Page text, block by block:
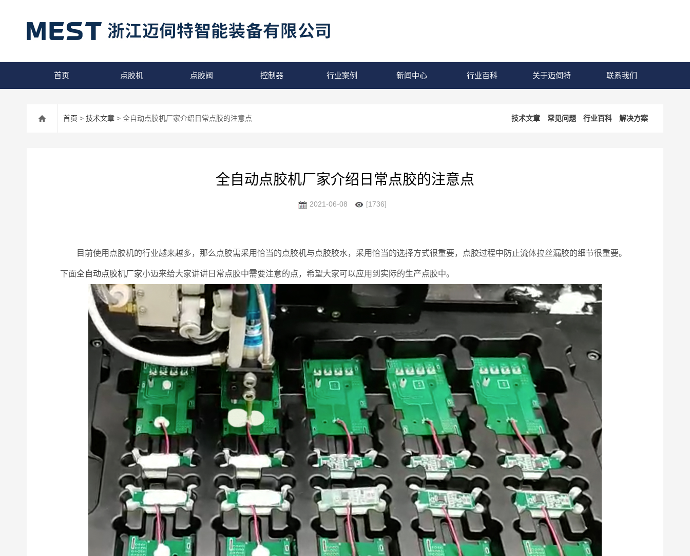
首页 点胶机 点胶阀 控制器 行业案例 新闻中心 行业百科 关于迈伺特 联系我们
首页 > 技术文章 > 全自动点胶机厂家介绍日常点胶的注意点 技术文章 常见问题 行业百科 解决方案
全自动点胶机厂家介绍日常点胶的注意点
2021-06-08 [1736]
目前使用点胶机的行业越来越多，那么点胶需采用恰当的点胶机与点胶胶水，采用恰当的选择方式很重要，点胶过程中防止流体拉丝漏胶的细节很重要。
下面全自动点胶机厂家小迈来给大家讲讲日常点胶中需要注意的点，希望大家可以应用到实际的生产点胶中。